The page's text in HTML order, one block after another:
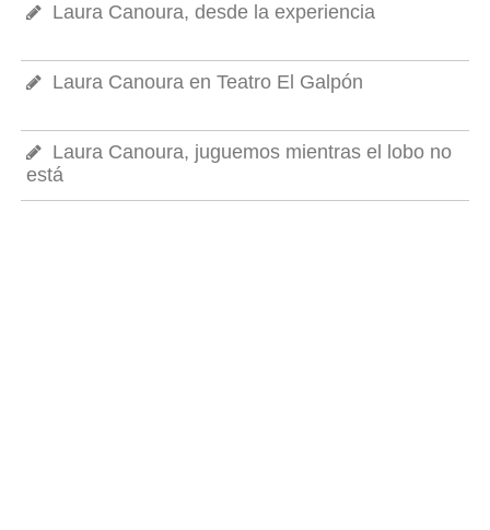
Laura Canoura, desde la experiencia
Laura Canoura en Teatro El Galpón
Laura Canoura, juguemos mientras el lobo no
está